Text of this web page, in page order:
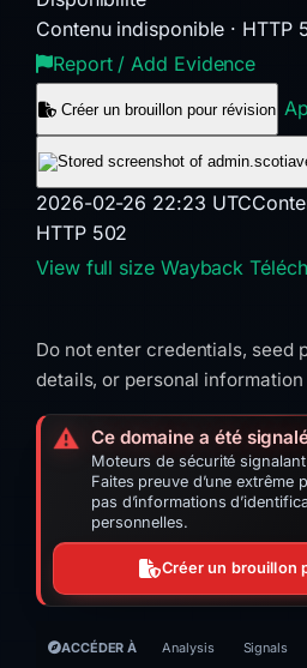
Contenu indisponible · HTTP
Report / Add Evidence
Créer un brouillon pour révision
2026-02-26 22:23 UTC
HTTP 502
View full size Wayback
Do not enter credentials, seed
details, or personal information
⚠️ Ce domaine a été
Moteurs de sécurité
Faites preuve d’une extrême
pas d’informations
personnelles.
Créer un brouillon
ACCÉDER À Analysis Signals